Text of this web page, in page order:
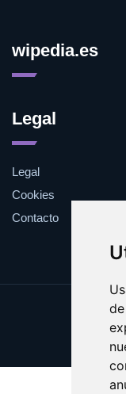
wipedia.es
Legal
Legal
Cookies
Contacto